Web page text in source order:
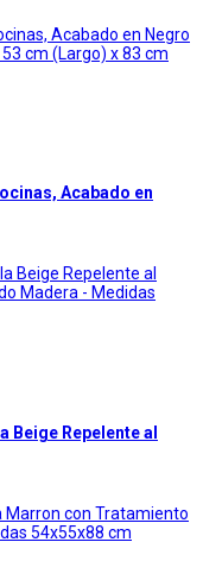
Acabado en
Beige Repelente al